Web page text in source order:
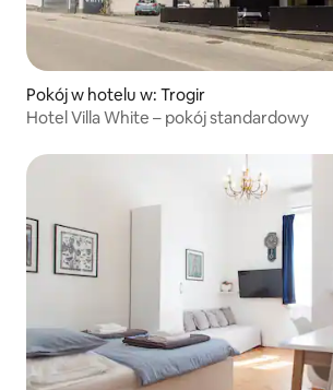
Pokój w hotelu w: Trogir
Hotel Villa White – pokój standardowy